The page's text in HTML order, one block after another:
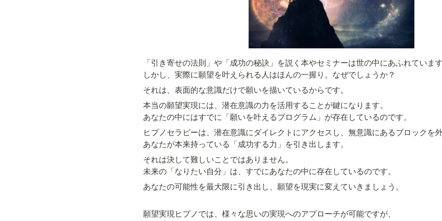
「引き寄せの法則」や「成功の秘訣」を説く本やセミナーは世の中にあふれています
しかし、実際に願望を叶えられる人はほんの一握り。なぜでしょうか？
それは、表面的な意識だけで願いを描いているからです。
本当の願望実現には、潜在意識の力を活用することが鍵になります。
あなたの中にはすでに「願いを叶えるプログラム」が存在しているのです。
ヒプノセラピーは、潜在意識にダイレクトにアクセスし、無意識にあるブロックを外
あなたが本来持っている「成功する力」を引き出します。
それは決して難しいことではありません。
未来の「なりたい自分」は、すでにあなたの中に存在しているのです。
あなたの可能性を最大限に引き出し、願望を現実に変えていきましょう。
願望実現ヒプノでは、様々な思いの実現へのアプローチが可能ですが、